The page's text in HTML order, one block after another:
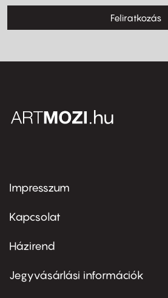
Feliratkozás
Footer
first
Impresszum
Kapcsolat
Footer
second
Házirend
Jegyvásárlási információk